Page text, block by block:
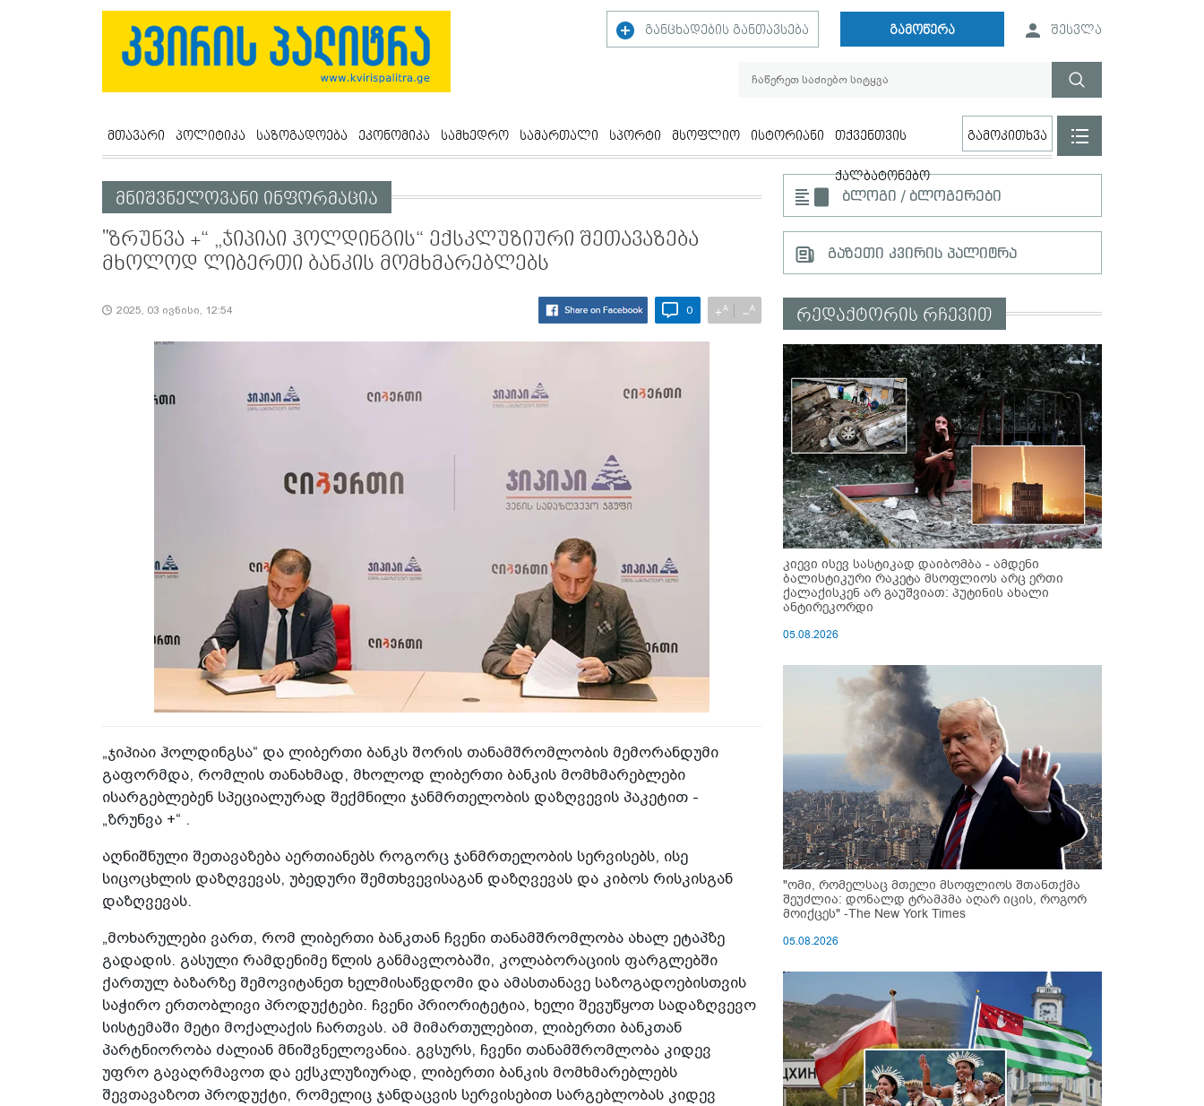
განცხადების განთავსება გამოწერა შესვლა
მთავარი პოლიტიკა საზოგადოება ეკონომიკა სამხედრო სამართალი სპორტი მსოფლიო ისტორიანი თქვენთვის
ქალბატონებო
გამოკითხვა
მნიშვნელოვანი ინფორმაცია
"ზრუნვა +“ „ჯიპიაი ჰოლდინგის“ ექსკლუზიური შეთავაზება
მხოლოდ ლიბერთი ბანკის მომხმარებლებს
2025, 03 ივნისი, 12:54 0 +A −A
„ჯიპიაი ჰოლდინგსა“ და ლიბერთი ბანკს შორის თანამშრომლობის მემორანდუმი
გაფორმდა, რომლის თანახმად, მხოლოდ ლიბერთი ბანკის მომხმარებლები
ისარგებლებენ სპეციალურად შექმნილი ჯანმრთელობის დაზღვევის პაკეტით -
„ზრუნვა +“ .
აღნიშნული შეთავაზება აერთიანებს როგორც ჯანმრთელობის სერვისებს, ისე
სიცოცხლის დაზღვევას, უბედური შემთხვევისაგან დაზღვევას და კიბოს რისკისგან
დაზღვევას.
„მოხარულები ვართ, რომ ლიბერთი ბანკთან ჩვენი თანამშრომლობა ახალ ეტაპზე
გადადის. გასული რამდენიმე წლის განმავლობაში, კოლაბორაციის ფარგლებში
ქართულ ბაზარზე შემოვიტანეთ ხელმისაწვდომი და ამასთანავე საზოგადოებისთვის
საჭირო ერთობლივი პროდუქტები. ჩვენი პრიორიტეტია, ხელი შევუწყოთ სადაზღვევო
სისტემაში მეტი მოქალაქის ჩართვას. ამ მიმართულებით, ლიბერთი ბანკთან
პარტნიორობა ძალიან მნიშვნელოვანია. გვსურს, ჩვენი თანამშრომლობა კიდევ
უფრო გავაღრმავოთ და ექსკლუზიურად, ლიბერთი ბანკის მომხმარებლებს
შევთავაზოთ პროდუქტი, რომელიც ჯანდაცვის სერვისებით სარგებლობას კიდევ
ბლოგი / ბლოგერები
გაზეთი კვირის პალიტრა
რედაქტორის რჩევით
კიევი ისევ სასტიკად დაიბომბა - ამდენი
ბალისტიკური რაკეტა მსოფლიოს არც ერთი
ქალაქისკენ არ გაუშვიათ: პუტინის ახალი
ანტირეკორდი
05.08.2026
"ომი, რომელსაც მთელი მსოფლიოს შთანთქმა
შეუძლია: დონალდ ტრამპმა აღარ იცის, როგორ
მოიქცეს" -The New York Times
05.08.2026